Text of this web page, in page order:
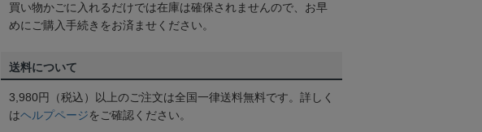
買い物かごに入れるだけでは在庫は確保されませんので、お早
めにご購入手続きをお済ませください。
送料について
3,980円（税込）以上のご注文は全国一律送料無料です。詳しく
はヘルプページをご確認ください。